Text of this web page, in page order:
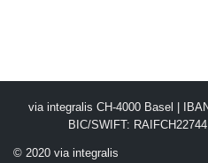
via integralis CH-4000 Basel |
BIC/SWIFT:
© 2020 via integralis